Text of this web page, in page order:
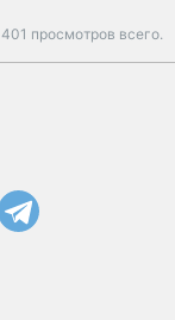
401 просмотров всего.